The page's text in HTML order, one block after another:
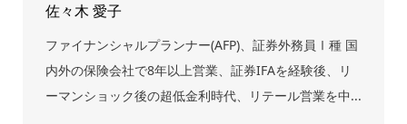
佐々木 愛子
ファイナンシャルプランナー(AFP)、証券外務員Ⅰ種 国
内外の保険会社で8年以上営業、証券IFAを経験後、リ
ーマンショック後の超低金利時代、リテール営業を中...